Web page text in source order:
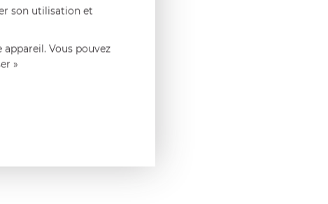
son utilisation et
Vous pouvez
»